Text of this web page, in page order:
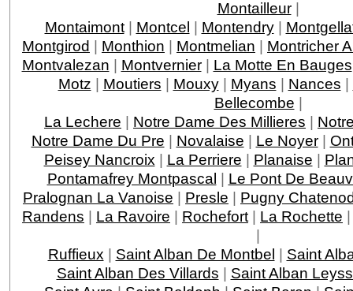
Montailleur|
Montaimont| Montcel | Montendry|
Montgirod | Monthion | Montmelian | Montricher
Montvalezan | Montvernier| La Motte En Bauges
Motz | Moutiers | Mouxy| Myans | Nances |
Bellecombe |
La Lechere | Notre Dame Des Millieres |
Notre Dame Du Pre | Novalaise | Le Noyer|
Peisey Nancroix | La Perriere | Planaise |
Pontamafrey Montpascal | Le Pont De
Pralognan La Vanoise | Presle | Pugny
Randens | La Ravoire | Rochefort | La Rochette
|
Ruffieux | Saint Alban De Montbel | Saint
Saint Alban Des Villards | Saint Alban